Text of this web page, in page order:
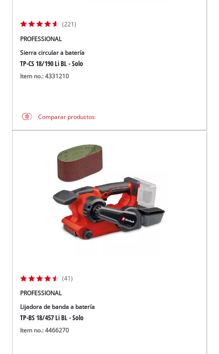
(221)
PROFESSIONAL
Sierra circular a batería
TP-CS 18/190 Li BL - Solo
Item no.: 4331210
Comparar productos
(41)
PROFESSIONAL
Lijadora de banda a batería
TP-BS 18/457 Li BL - Solo
Item no.: 4466270